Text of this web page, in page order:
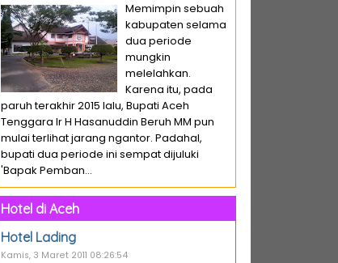
Memimpin sebuah
kabupaten selama
dua periode
mungkin
melelahkan.
Karena itu, pada
paruh terakhir 2015 lalu, Bupati Aceh
Tenggara Ir H Hasanuddin Beruh MM pun
mulai terlihat jarang ngantor. Padahal,
bupati dua periode ini sempat dijuluki
'Bapak Pemban...
Hotel di Aceh
Hotel Lading
Kamis, 3 Maret 2011 08:26:54